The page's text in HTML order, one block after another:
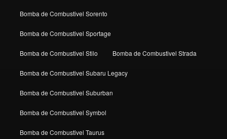
Bomba de Combustivel Sorento
Bomba de Combustivel Sportage
Bomba de Combustivel Stilo Bomba de Combustivel Strada
Bomba de Combustivel Subaru Legacy
Bomba de Combustivel Suburban
Bomba de Combustivel Symbol
Bomba de Combustivel Taurus